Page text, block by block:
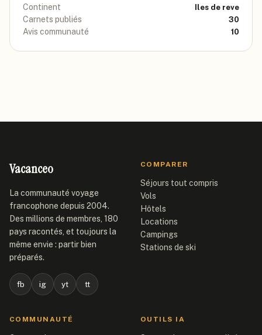
Continent Iles de reve
Carnets publiés 30
Avis communauté 10
Vacanceo
La communauté voyage
francophone depuis 2004.
Des millions de membres, 180
pays racontés, et toujours la
même envie : partir bien
préparés.
fb ig yt tt
COMPARER
Séjours tout compris
Vols
Hôtels
Locations
Campings
Stations de ski
COMMUNAUTÉ OUTILS IA